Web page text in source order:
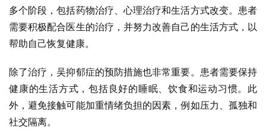
多个阶段，包括药物治疗、心理治疗和生活方式改变。患者
需要积极配合医生的治疗，并努力改善自己的生活方式，以
帮助自己恢复健康。
除了治疗，吴抑郁症的预防措施也非常重要。患者需要保持
健康的生活方式，包括良好的睡眠、饮食和运动习惯。此
外，避免接触可能加重情绪负担的因素，例如压力、孤独和
社交隔离。